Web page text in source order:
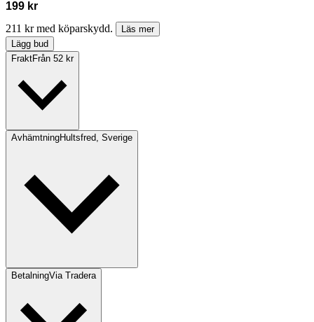
199 kr
211 kr med köparskydd.
Läs mer
Lägg bud
FraktFrån 52 kr
AvhämtningHultsfred, Sverige
BetalningVia Tradera